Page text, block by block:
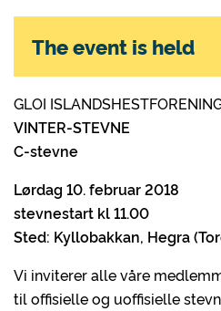
GLOI
VINTER-STEVNE
C-stevne
Lørdag 10. februar 2018
stevnestart kl 11.00
Sted: Kyllobakkan, Hegra
Vi inviterer alle våre
til offisielle og uoffisielle
The event is held